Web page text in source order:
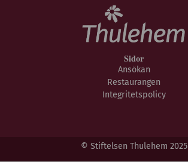
Sidor
Ansökan
Restaurangen
Integritetspolicy
© Stiftelsen Thulehem 2025